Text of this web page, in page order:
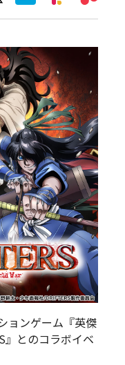
ョンゲーム『英傑
とのコラボイベ